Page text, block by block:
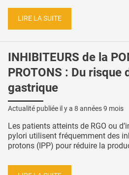
LIRE LA SUITE
INHIBITEURS de la
PROTONS : Du risque
gastrique
Actualité publiée il y a 8 années 9 mois
Les patients atteints de RGO ou
pylori utilisent fréquemment des
protons (IPP) pour réduire la